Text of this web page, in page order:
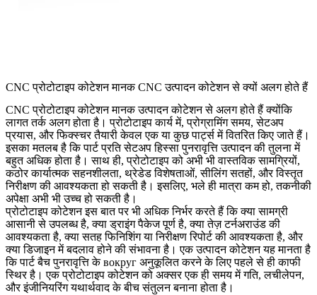
CNC प्रोटोटाइप कोटेशन मानक CNC उत्पादन कोटेशन से क्यों अलग होते हैं
CNC प्रोटोटाइप कोटेशन मानक उत्पादन कोटेशन से अलग होते हैं क्योंकि
लागत तर्क अलग होता है। प्रोटोटाइप कार्य में, प्रोग्रामिंग समय, सेटअप
प्रयास, और फिक्स्चर तैयारी केवल एक या कुछ पार्ट्स में वितरित किए जाते हैं।
इसका मतलब है कि पार्ट प्रति सेटअप हिस्सा पुनरावृत्ति उत्पादन की तुलना में
बहुत अधिक होता है। साथ ही, प्रोटोटाइप को अभी भी वास्तविक सामग्रियों,
कठोर कार्यात्मक सहनशीलता, थ्रेडेड विशेषताओं, सीलिंग सतहों, और विस्तृत
निरीक्षण की आवश्यकता हो सकती है। इसलिए, भले ही मात्रा कम हो, तकनीकी
अपेक्षा अभी भी उच्च हो सकती है।
प्रोटोटाइप कोटेशन इस बात पर भी अधिक निर्भर करते हैं कि क्या सामग्री
आसानी से उपलब्ध है, क्या ड्राइंग पैकेज पूर्ण है, क्या तेज़ टर्नअराउंड की
आवश्यकता है, क्या सतह फिनिशिंग या निरीक्षण रिपोर्ट की आवश्यकता है, और
क्या डिजाइन में बदलाव होने की संभावना है। एक उत्पादन कोटेशन यह मानता है
कि पार्ट बैच पुनरावृत्ति के вокруг अनुकूलित करने के लिए पहले से ही काफी
स्थिर है। एक प्रोटोटाइप कोटेशन को अक्सर एक ही समय में गति, लचीलेपन,
और इंजीनियरिंग यथार्थवाद के बीच संतुलन बनाना होता है।